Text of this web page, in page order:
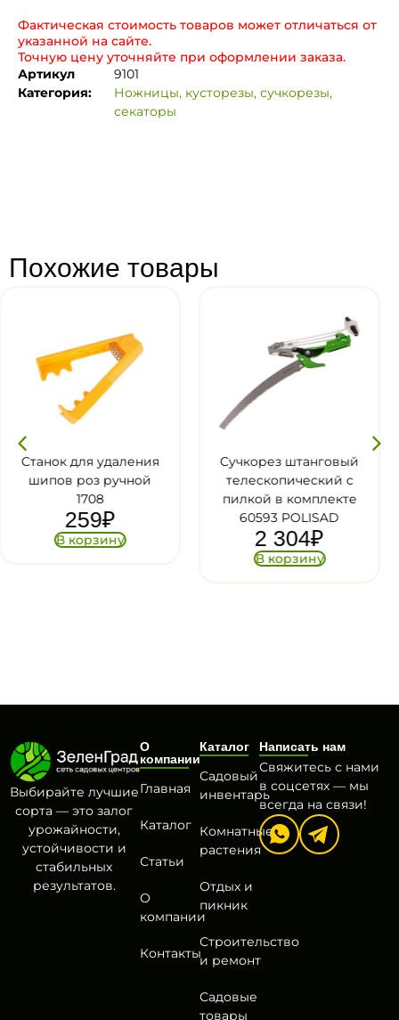
Фактическая стоимость товаров может отличаться от
указанной на сайте.
Точную цену уточняйте при оформлении заказа.
Артикул
9101
Категория:
Ножницы, кусторезы, сучкорезы,
секаторы
Похожие товары
Сучкорез штанговый
телескопический с
пилкой в комплекте
60593 POLISAD
2 304
Сучкорез
пилкой в
60581
2 545
В корзину
Выбирайте лучшие
сорта — это залог
урожайности,
устойчивости и
стабильных
результатов.
О
компании
Главная
Каталог
Статьи
О
компании
Контакты
Каталог
Садовый
инвентарь
Комнатные
растения
Отдых и
пикник
Строительство
и ремонт
Садовые
товары
Написать нам
Свяжитесь с нами
в соцсетях — мы
всегда на связи!